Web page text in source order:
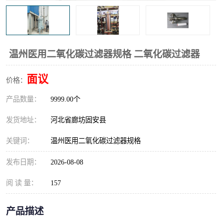
温州医用二氧化碳过滤器规格 二氧化碳过滤器
价格： 面议
产品数量： 9999.00个
发货地址： 河北省廊坊固安县
关键词： 温州医用二氧化碳过滤器规格
发布日期： 2026-08-08
阅 读 量： 157
产品描述